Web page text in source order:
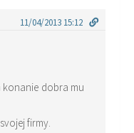
11/04/2013 15:12
Podobné je to napríklad na Vianoce, keď mnohí majetní dávajú na svoje peniaze na rôzne dobročinné účely, očakávajúc za to reklamu svojej osoby, alebo svojej firmy.